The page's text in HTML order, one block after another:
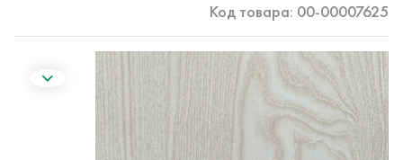
Код товара: 00-00007625